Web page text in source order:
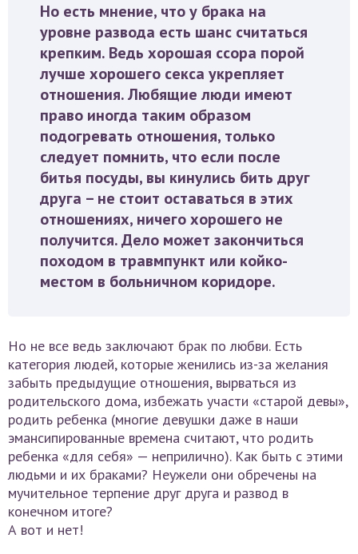
Но есть мнение, что у брака на
уровне развода есть шанс считаться
крепким. Ведь хорошая ссора порой
лучше хорошего секса укрепляет
отношения. Любящие люди имеют
право иногда таким образом
подогревать отношения, только
следует помнить, что если после
битья посуды, вы кинулись бить друг
друга – не стоит оставаться в этих
отношениях, ничего хорошего не
получится. Дело может закончиться
походом в травмпункт или койко-
местом в больничном коридоре.
Но не все ведь заключают брак по любви. Есть
категория людей, которые женились из-за желания
забыть предыдущие отношения, вырваться из
родительского дома, избежать участи «старой девы»,
родить ребенка (многие девушки даже в наши
эмансипированные времена считают, что родить
ребенка «для себя» — неприлично). Как быть с этими
людьми и их браками? Неужели они обречены на
мучительное терпение друг друга и развод в
конечном итоге?
А вот и нет!